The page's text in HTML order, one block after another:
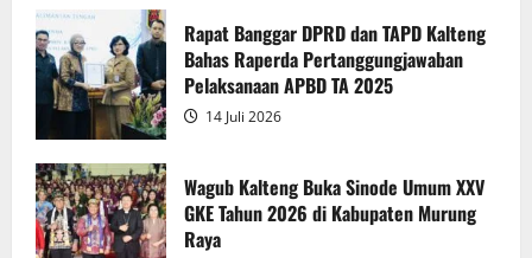
Rapur
Penyampaian
Pendapat
Akhir
Gubernur
atas
Persetujuan
Bersama
Raperda
Pertanggungjawaban
Pelaksanaan
APBD
2025
Rapat Banggar DPRD dan TAPD Kalteng
Bahas Raperda Pertanggungjawaban
Pelaksanaan APBD TA 2025
14 Juli 2026
Wagub Kalteng Buka Sinode Umum XXV
GKE Tahun 2026 di Kabupaten Murung
Raya